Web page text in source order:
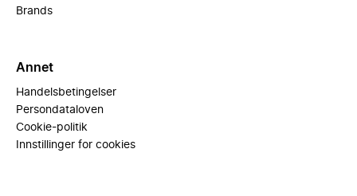
Brands
Annet
Handelsbetingelser
Persondataloven
Cookie-politik
Innstillinger for cookies